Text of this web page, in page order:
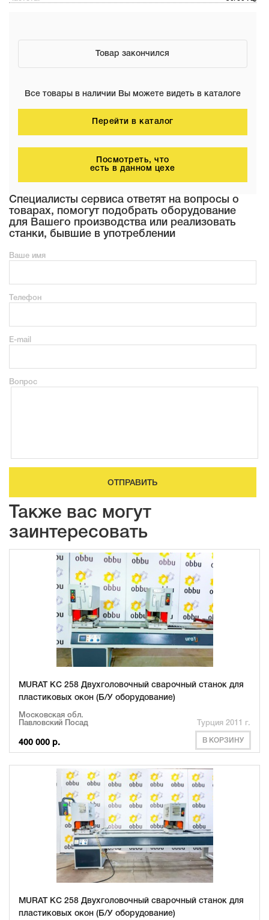
Товар закончился
Все товары в наличии Вы можете видеть в каталоге
Перейти в каталог
Посмотреть, что
есть в данном цехе
Специалисты сервиса ответят на вопросы о
товарах, помогут подобрать оборудование
для Вашего производства или реализовать
станки, бывшие в употреблении
Ваше имя
Телефон
E-mail
Вопрос
ОТПРАВИТЬ
Также вас могут
заинтересовать
MURAT KC 258 Двухголовочный сварочный станок для
пластиковых окон (Б/У оборудование)
Московская обл.
Павловский Посад
Турция 2011 г.
400 000 р. В КОРЗИНУ
MURAT KC 258 Двухголовочный сварочный станок для
пластиковых окон (Б/У оборудование)